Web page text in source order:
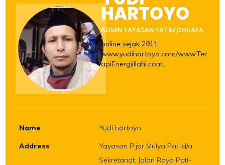
HARTOYO
ADMIN YAYASAN YATIM,DHUAFA
online sejak 2011
www.yudihartoyo.com/www.Ter
apiEnergiillahi.com,
Name
Yudi hartoyo
Address
Yayasan Pijar Mulya Pati d/a
Sekretariat: Jalan Raya Pati-